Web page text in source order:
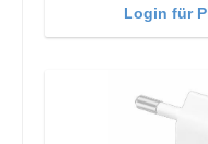
Login für